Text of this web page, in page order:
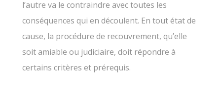
l’autre va le contraindre avec toutes les
conséquences qui en découlent. En tout état de
cause, la procédure de recouvrement, qu’elle
soit amiable ou judiciaire, doit répondre à
certains critères et prérequis.